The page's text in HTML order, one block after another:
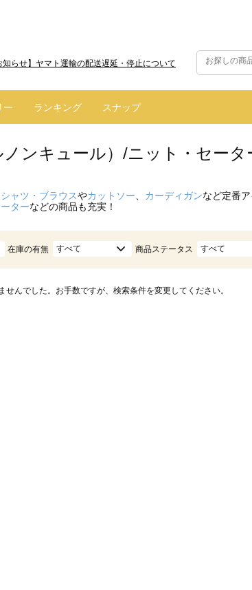
木)AM2:00～サイトメンテナンス実施のお知らせ
知らせ】ヤマト運輸の配送遅延・停止について
ー ランキング スナップ
ノンキュール）/ニット・セータ
シャツ・ブラウスやカットソー カーディガンなど定番
ターなどの商品も充実！
在庫の有無 すべて 商品ステータス すべて
せんでした。お手数ですが、検索条件を変更してください。